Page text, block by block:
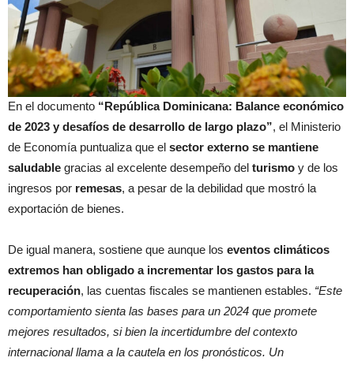
En el documento “República Dominicana: Balance económico
de 2023 y desafíos de desarrollo de largo plazo”, el Ministerio
de Economía puntualiza que el sector externo se mantiene
saludable gracias al excelente desempeño del turismo y de los
ingresos por remesas, a pesar de la debilidad que mostró la
exportación de bienes.
De igual manera, sostiene que aunque los eventos climáticos
extremos han obligado a incrementar los gastos para la
recuperación, las cuentas fiscales se mantienen estables. “Este
comportamiento sienta las bases para un 2024 que promete
mejores resultados, si bien la incertidumbre del contexto
internacional llama a la cautela en los pronósticos. Un